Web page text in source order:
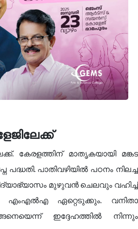
കേരളത്തിന് മാതൃകയായി മങ്കട
പാതിവഴിയിൽ പഠനം നിലച്ച
മുഴുവൻ ചെലവും വഹിച്ച്
എംഎൽഎ ഏറ്റെടുക്കും. വനിതാ
ഇദ്ദേഹത്തിൽ നിന്നും